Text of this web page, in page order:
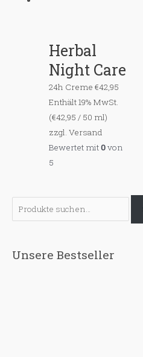
u
h
Unsere Bestseller
Herbal
Night Care
24h Creme€42,95
Enthält 19% MwSt.
(€42,95 / 50 ml)
zzgl.Versand
Bewertet mit0von
5